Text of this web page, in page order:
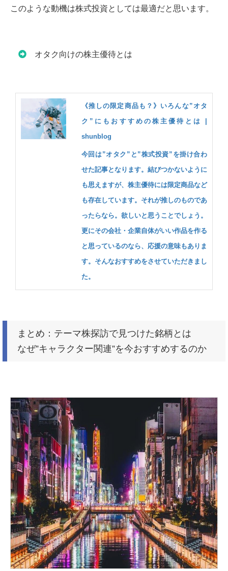
このような動機は株式投資としては最適だと思います。
オタク向けの株主優待とは
《推しの限定商品も？》いろんな”オタ
ク”にもおすすめの株主優待とは |
shunblog
今回は”オタク”と”株式投資”を掛け合わ
せた記事となります。結びつかないように
も思えますが、株主優待には限定商品など
も存在しています。それが推しのものであ
ったらなら。欲しいと思うことでしょう。
更にその会社・企業自体がいい作品を作る
と思っているのなら、応援の意味もありま
す。そんなおすすめをさせていただきまし
た。
まとめ：テーマ株探訪で見つけた銘柄とは
なぜ”キャラクター関連”を今おすすめするのか